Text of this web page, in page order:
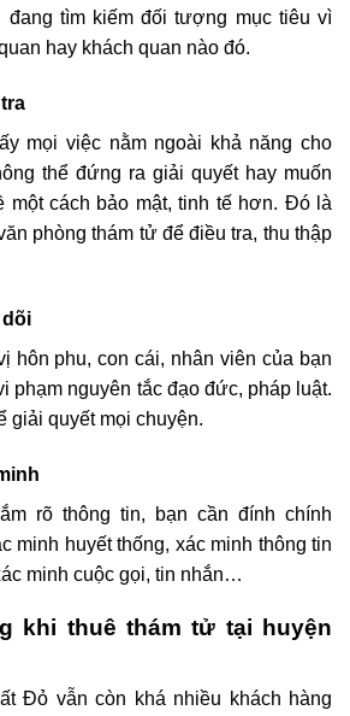
đang tìm kiếm đối tượng mục tiêu vì
hay khách quan nào đó.
mọi việc nằm ngoài khả năng cho
thể đứng ra giải quyết hay muốn
một cách bảo mật, tinh tế hơn. Đó là
phòng thám tử để điều tra, thu thập
hôn phu, con cái, nhân viên của bạn
phạm nguyên tắc đạo đức, pháp luật.
giải quyết mọi chuyện.
rõ thông tin, bạn cần đính chính
minh huyết thống, xác minh thông tin
minh cuộc gọi, tin nhắn…
khi thuê thám tử tại huyện
Đỏ vẫn còn khá nhiều khách hàng